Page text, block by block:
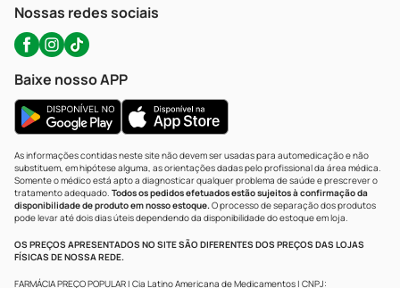
Nossas redes sociais
Baixe nosso APP
As informações contidas neste site não devem ser usadas para automedicação e não
substituem, em hipótese alguma, as orientações dadas pelo profissional da área médica.
Somente o médico está apto a diagnosticar qualquer problema de saúde e prescrever o
tratamento adequado. Todos os pedidos efetuados estão sujeitos à confirmação da
disponibilidade de produto em nosso estoque.O processo de separação dos produtos
pode levar até dois dias úteis dependendo da disponibilidade do estoque em loja.
OS PREÇOS APRESENTADOS NO SITE SÃO DIFERENTES DOS PREÇOS DAS LOJAS
FÍSICAS DE NOSSA REDE.
FARMÁCIA PREÇO POPULAR | Cia Latino Americana de Medicamentos | CNPJ: